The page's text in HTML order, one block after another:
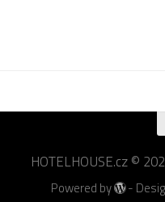
HOTELHOUSE.cz ©
Powered by -